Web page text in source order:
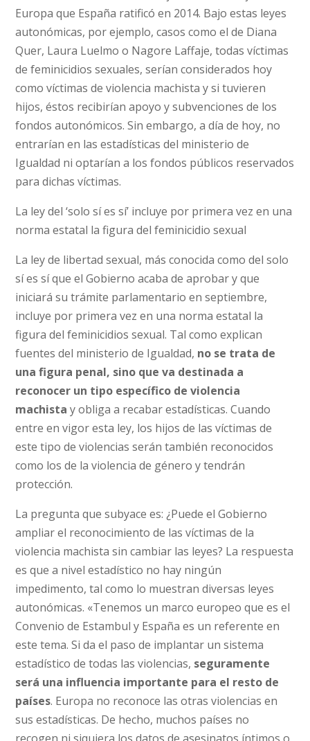
Europa que España ratificó en 2014. Bajo estas leyes
autonómicas, por ejemplo, casos como el de Diana
Quer, Laura Luelmo o Nagore Laffaje, todas víctimas
de feminicidios sexuales, serían considerados hoy
como víctimas de violencia machista y si tuvieren
hijos, éstos recibirían apoyo y subvenciones de los
fondos autonómicos. Sin embargo, a día de hoy, no
entrarían en las estadísticas del ministerio de
Igualdad ni optarían a los fondos públicos reservados
para dichas víctimas.
La ley del ‘solo sí es sí’ incluye por primera vez en una
norma estatal la figura del feminicidio sexual
La ley de libertad sexual, más conocida como del solo
sí es sí que el Gobierno acaba de aprobar y que
iniciará su trámite parlamentario en septiembre,
incluye por primera vez en una norma estatal la
figura del feminicidios sexual. Tal como explican
fuentes del ministerio de Igualdad, no se trata de
una figura penal, sino que va destinada a
reconocer un tipo específico de violencia
machistay obliga a recabar estadísticas. Cuando
entre en vigor esta ley, los hijos de las víctimas de
este tipo de violencias serán también reconocidos
como los de la violencia de género y tendrán
protección.
La pregunta que subyace es: ¿Puede el Gobierno
ampliar el reconocimiento de las víctimas de la
violencia machista sin cambiar las leyes? La respuesta
es que a nivel estadístico no hay ningún
impedimento, tal como lo muestran diversas leyes
autonómicas. «Tenemos un marco europeo que es el
Convenio de Estambul y España es un referente en
este tema. Si da el paso de implantar un sistema
estadístico de todas las violencias, seguramente
será una influencia importante para el resto de
países. Europa no reconoce las otras violencias en
sus estadísticas. De hecho, muchos países no